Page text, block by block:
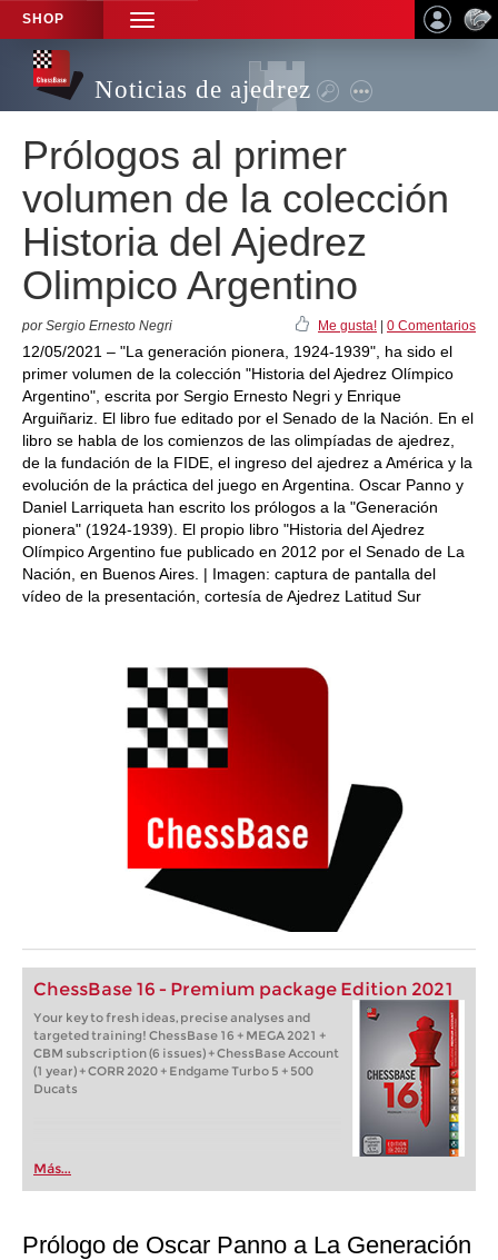
SHOP
TOGGLE
NAVIGATION
Noticias de ajedrez
Prólogos al primer
volumen de la colección
Historia del Ajedrez
Olimpico Argentino
por Sergio Ernesto Negri Me gusta! 0 Comentarios
12/05/2021 – "La generación pionera, 1924-1939", ha sido el
primer volumen de la colección "Historia del Ajedrez Olímpico
Argentino", escrita por Sergio Ernesto Negri y Enrique
Arguiñariz. El libro fue editado por el Senado de la Nación. En el
libro se habla de los comienzos de las olimpíadas de ajedrez,
de la fundación de la FIDE, el ingreso del ajedrez a América y la
evolución de la práctica del juego en Argentina. Oscar Panno y
Daniel Larriqueta han escrito los prólogos a la "Generación
pionera" (1924-1939). El propio libro "Historia del Ajedrez
Olímpico Argentino fue publicado en 2012 por el Senado de La
Nación, en Buenos Aires. | Imagen: captura de pantalla del
vídeo de la presentación, cortesía de Ajedrez Latitud Sur
ChessBase 16 - Premium package Edition 2021
Your key to fresh ideas, precise analyses and
targeted training! ChessBase 16 + MEGA 2021 +
CBM subscription (6 issues) + ChessBase Account
(1 year) + CORR 2020 + Endgame Turbo 5 + 500
Ducats
Más...
Prólogo de Oscar Panno a La Generación